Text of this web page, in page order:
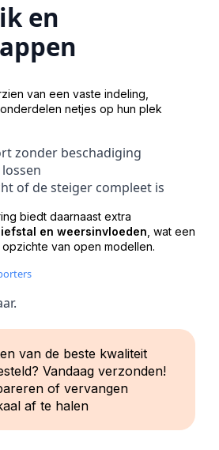
en
van een vaste indeling,
netjes op hun plek
zonder beschadiging
of de steiger compleet is
biedt daarnaast extra
en weersinvloeden , wat een
van open modellen.
van de beste kwaliteit
Vandaag verzonden!
of vervangen
af te halen